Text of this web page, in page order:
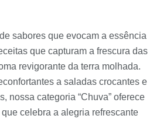
sabores que evocam a essência
que capturam a frescura das
revigorante da terra molhada.
a saladas crocantes e
nossa categoria “Chuva” oferece
celebra a alegria refrescante